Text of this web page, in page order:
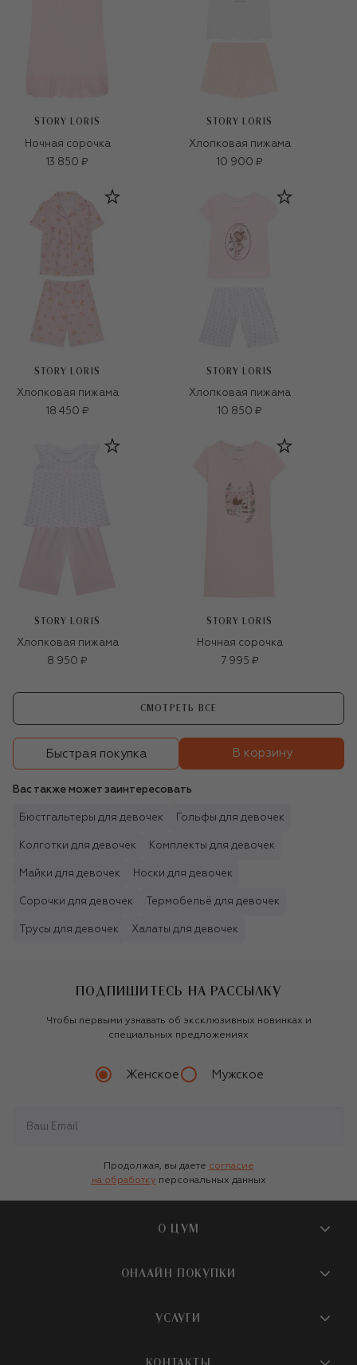
STORY LORIS
Ночная сорочка
13 850 ₽
STORY LORIS
Хлопковая пижама
10 900 ₽
STORY LORIS
Хлопковая пижама
18 450 ₽
STORY LORIS
Хлопковая пижама
10 850 ₽
STORY LORIS
Хлопковая пижама
8 950 ₽
STORY LORIS
Ночная сорочка
7 995 ₽
СМОТРЕТЬ ВСЕ
Быстрая покупка В корзину
Вас также может заинтересовать
Бюстгальтеры для девочек Гольфы для девочек
Колготки для девочек Комплекты для девочек
Майки для девочек Носки для девочек
Сорочки для девочек Термобельё для девочек
Трусы для девочек Халаты для девочек
ПОДПИШИТЕСЬ НА РАССЫЛКУ
Чтобы первыми узнавать об эксклюзивных новинках и
специальных предложениях
Женское Мужское
Продолжая, вы даете согласие
на обработку персональных данных
О ЦУМ
О магазине
Бутики и ПВЗ ЦУМ
ОНЛАЙН ПОКУПКИ
УСЛУГИ